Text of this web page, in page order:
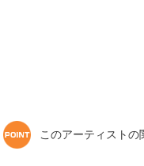
このアーティスト